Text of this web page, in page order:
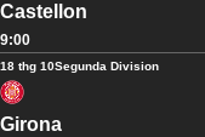
Castellon
9:00
18 thg 10Segunda Division
Girona